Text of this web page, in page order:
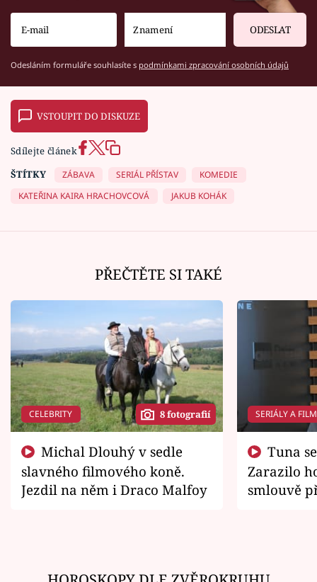
ODESLAT
Odesláním formuláře souhlasíte s podmínkami zpracování osobních údajů
VSTOUPIT DO DISKUZE
Sdílejte článek
ŠTÍTKY
ZÁBAVA SERIÁL PŘÍSTAV
KOMEDIE
KATEŘINA KAIRA HRACHOVCOVÁ
JAKUB KOHÁK
PŘEČTĚTE SI TAKÉ
CELEBRITY 8 fotografií
slavného filmového koně.
Jezdil na něm i Draco Malfoy
SERIÁLY A
Zarazilo
smlouvě